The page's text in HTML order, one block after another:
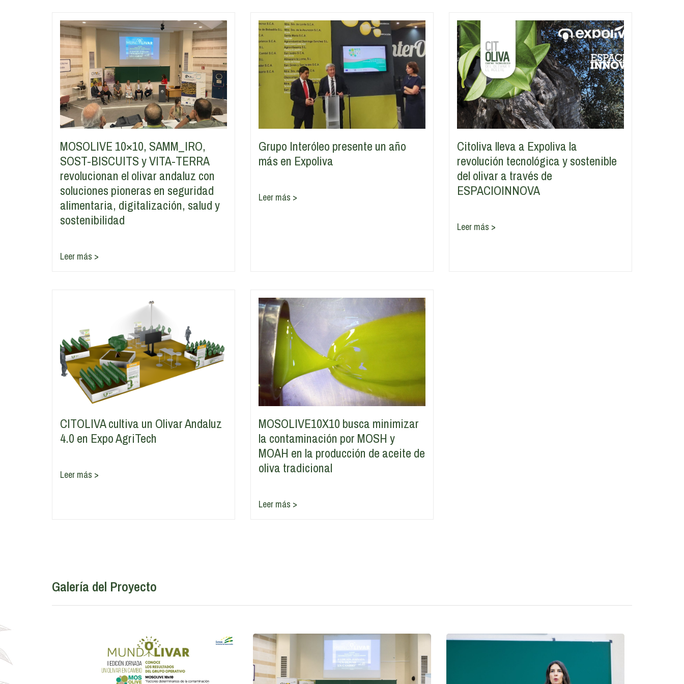
MOSOLIVE 10×10, SAMM_IRO,
SOST-BISCUITS y VITA-TERRA
revolucionan el olivar andaluz con
soluciones pioneras en seguridad
alimentaria, digitalización, salud y
sostenibilidad
Leer más >
Grupo Interóleo presente un año
más en Expoliva
Leer más >
Citoliva lleva a Expoliva la
revolución tecnológica y sostenible
del olivar a través de
ESPACIOINNOVA
Leer más >
CITOLIVA cultiva un Olivar Andaluz
4.0 en Expo AgriTech
Leer más >
MOSOLIVE10X10 busca minimizar
la contaminación por MOSH y
MOAH en la producción de aceite de
oliva tradicional
Leer más >
Galería del Proyecto